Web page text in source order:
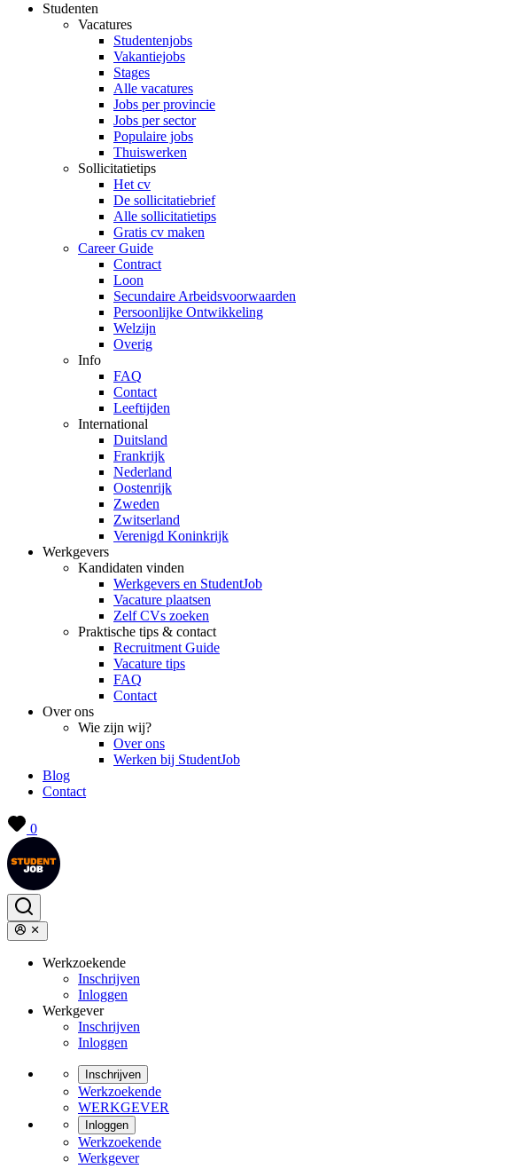
Studenten
Vacatures
Studentenjobs
Vakantiejobs
Stages
Alle vacatures
Jobs per provincie
Jobs per sector
Populaire jobs
Thuiswerken
Sollicitatietips
Het cv
De sollicitatiebrief
Alle sollicitatietips
Gratis cv maken
Career Guide
Contract
Loon
Secundaire Arbeidsvoorwaarden
Persoonlijke Ontwikkeling
Welzijn
Overig
Info
FAQ
Contact
Leeftijden
International
Duitsland
Frankrijk
Nederland
Oostenrijk
Zweden
Zwitserland
Verenigd Koninkrijk
Werkgevers
Kandidaten vinden
Werkgevers en StudentJob
Vacature plaatsen
Zelf CVs zoeken
Praktische tips & contact
Recruitment Guide
Vacature tips
FAQ
Contact
Over ons
Wie zijn wij?
Over ons
Werken bij StudentJob
Blog
Contact
0
Werkzoekende
Inschrijven
Inloggen
Werkgever
Inschrijven
Inloggen
Inschrijven
Werkzoekende
WERKGEVER
Inloggen
Werkzoekende
Werkgever